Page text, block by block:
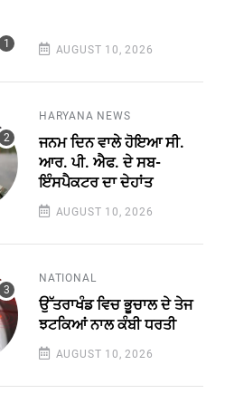
AUGUST 10, 2026
HARYANA NEWS
ਜਨਮ ਦਿਨ ਵਾਲੇ ਹੋਇਆ ਸੀ.
ਆਰ. ਪੀ. ਐਫ. ਦੇ ਸਬ-
ਇੰਸਪੈਕਟਰ ਦਾ ਦੇਹਾਂਤ
AUGUST 10, 2026
NATIONAL
ਉੱਤਰਾਖੰਡ ਵਿਚ ਭੂਚਾਲ ਦੇ ਤੇਜ
ਝਟਕਿਆਂ ਨਾਲ ਕੰਬੀ ਧਰਤੀ
AUGUST 10, 2026